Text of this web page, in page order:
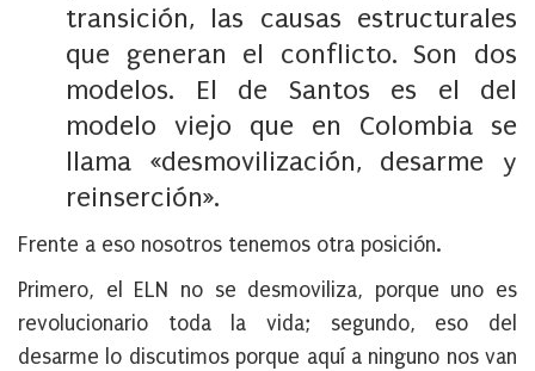
transición, las causas estructurales
que generan el conflicto. Son dos
modelos. El de Santos es el del
modelo viejo que en Colombia se
llama «desmovilización, desarme y
reinserción».
Frente a eso nosotros tenemos otra posición.
Primero, el ELN no se desmoviliza, porque uno es
revolucionario toda la vida; segundo, eso del
desarme lo discutimos porque aquí a ninguno nos van